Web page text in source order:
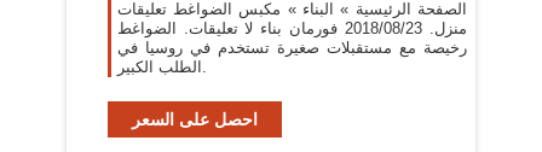
الصفحة الرئيسية » البناء » مكبس الضواغط تعليقات
منزل. 2018/08/23 فورمان بناء لا تعليقات. الضواغط
رخيصة مع مستقبلات صغيرة تستخدم في روسيا في
الطلب الكبير.
احصل على السعر